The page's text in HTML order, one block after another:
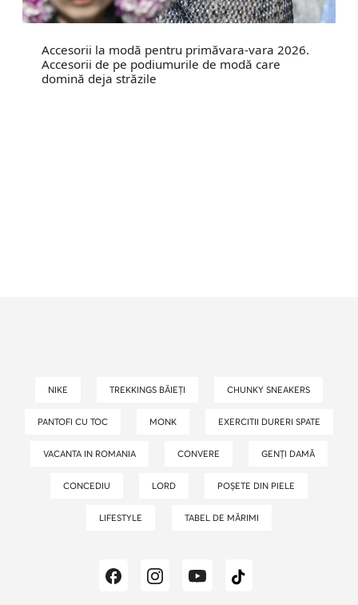
Accesorii la modă pentru primăvara-vara 2026.
Accesorii de pe podiumurile de modă care
domină deja străzile
NIKE TREKKINGS BĂIEȚI CHUNKY SNEAKERS
PANTOFI CU TOC MONK EXERCITII DURERI SPATE
VACANTA IN ROMANIA CONVERE GENȚI DAMĂ
CONCEDIU LORD POȘETE DIN PIELE
LIFESTYLE TABEL DE MĂRIMI